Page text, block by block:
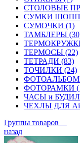
СТОЛОВЫЕ
СУМКИ
СУМОЧКИ (1)
ТАМБЛЕРЫ
ТЕРМОСЫ (22)
ТЕТРАДИ (83)
ТОЧИЛКИ (24)
ФОТОРАМКИ
ЧАСЫ и
ЧЕХЛЫ ДЛЯ
Группы товаров
назад